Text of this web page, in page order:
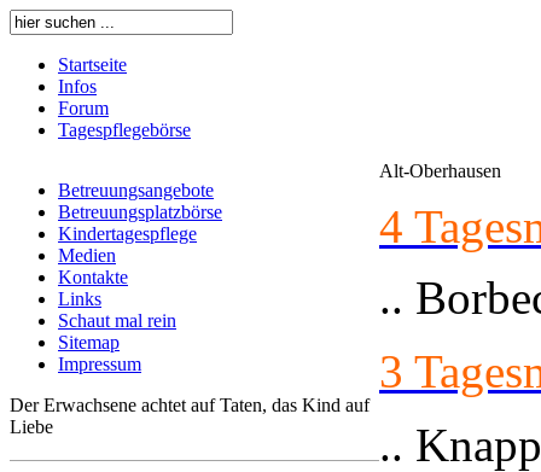
Startseite
Infos
Forum
Tagespflegebörse
Betreuungsangebote
Betreuungsplatzbörse
Kindertagespflege
Medien
Kontakte
Links
Schaut mal rein
Sitemap
Impressum
Der Erwachsene achtet auf Taten, das Kind auf
Liebe
Alt-Oberhausen
4
..
3
..